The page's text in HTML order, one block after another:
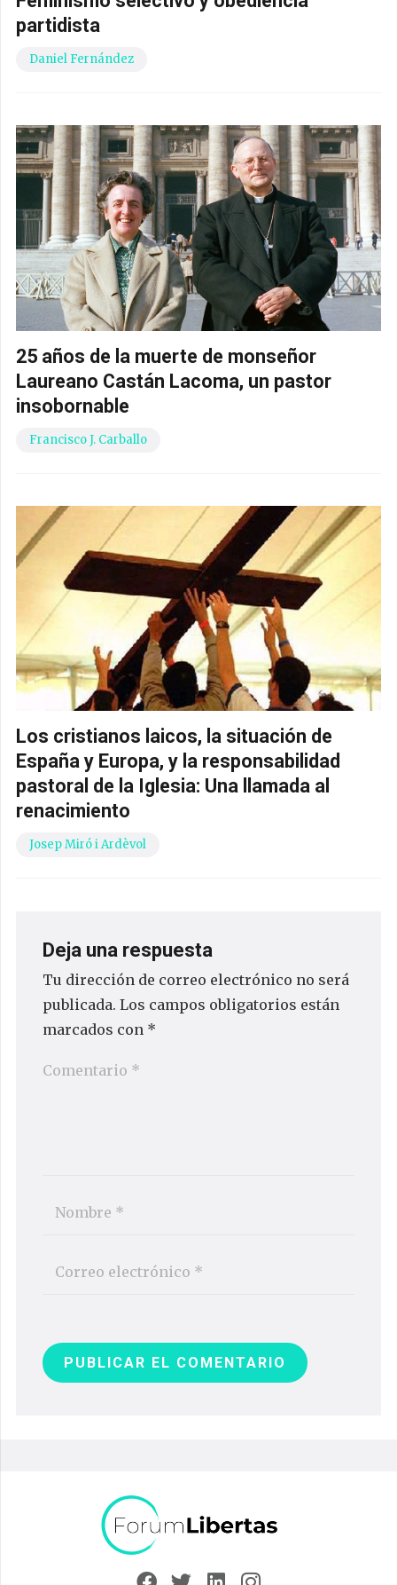
partidista
Daniel Fernández
25 años de la muerte de monseñor
Laureano Castán Lacoma, un pastor
insobornable
Francisco J. Carballo
Los cristianos laicos, la situación de
España y Europa, y la responsabilidad
pastoral de la Iglesia: Una llamada al
renacimiento
Josep Miró i Ardèvol
Deja una respuesta
Tu dirección de correo electrónico no será
publicada. Los campos obligatorios están
marcados con *
PUBLICAR EL COMENTARIO